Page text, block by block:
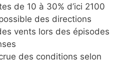
de 10 à 30% d’ici 2100
des directions
vents lors des épisodes
des conditions selon